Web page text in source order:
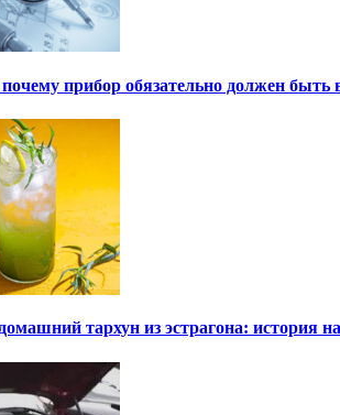
прибор обязательно должен быть
тархун из эстрагона: история